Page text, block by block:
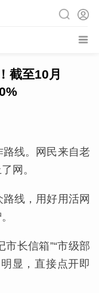
截至10月
线。网民来自老
网。
线，用好用活网
市长信箱”“市级部
显，直接点开即